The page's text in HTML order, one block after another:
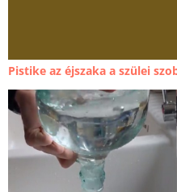
Pistike az éjszaka a szülei